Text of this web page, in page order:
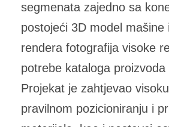
segmenata zajedno sa
postojeći 3D model mašine
rendera fotografija visoke
potrebe kataloga proizvoda
Projekat je zahtjevao
pravilnom pozicioniranju i